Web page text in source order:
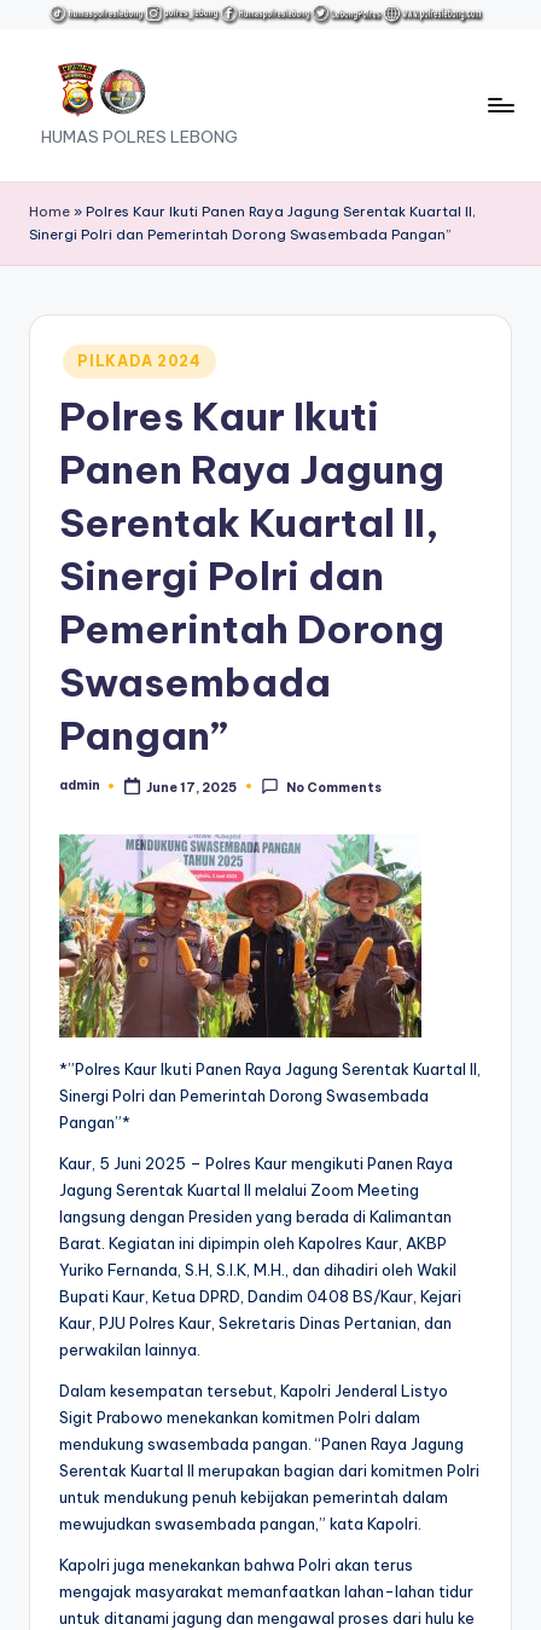
content
HUMAS POLRES LEBONG
Home » Polres Kaur Ikuti Panen Raya Jagung Serentak Kuartal II,
Sinergi Polri dan Pemerintah Dorong Swasembada Pangan”
Posted
in
PILKADA 2024
Polres Kaur Ikuti
Panen Raya Jagung
Serentak Kuartal II,
Sinergi Polri dan
Pemerintah Dorong
Swasembada
Pangan”
Posted
admin June 17, 2025 No Comments
*”Polres Kaur Ikuti Panen Raya Jagung Serentak Kuartal II,
Sinergi Polri dan Pemerintah Dorong Swasembada
Pangan”*
Kaur, 5 Juni 2025 – Polres Kaur mengikuti Panen Raya
Jagung Serentak Kuartal II melalui Zoom Meeting
langsung dengan Presiden yang berada di Kalimantan
Barat. Kegiatan ini dipimpin oleh Kapolres Kaur, AKBP
Yuriko Fernanda, S.H, S.I.K, M.H., dan dihadiri oleh Wakil
Bupati Kaur, Ketua DPRD, Dandim 0408 BS/Kaur, Kejari
Kaur, PJU Polres Kaur, Sekretaris Dinas Pertanian, dan
perwakilan lainnya.
Dalam kesempatan tersebut, Kapolri Jenderal Listyo
Sigit Prabowo menekankan komitmen Polri dalam
mendukung swasembada pangan. “Panen Raya Jagung
Serentak Kuartal II merupakan bagian dari komitmen Polri
untuk mendukung penuh kebijakan pemerintah dalam
mewujudkan swasembada pangan,” kata Kapolri.
Kapolri juga menekankan bahwa Polri akan terus
mengajak masyarakat memanfaatkan lahan-lahan tidur
untuk ditanami jagung dan mengawal proses dari hulu ke